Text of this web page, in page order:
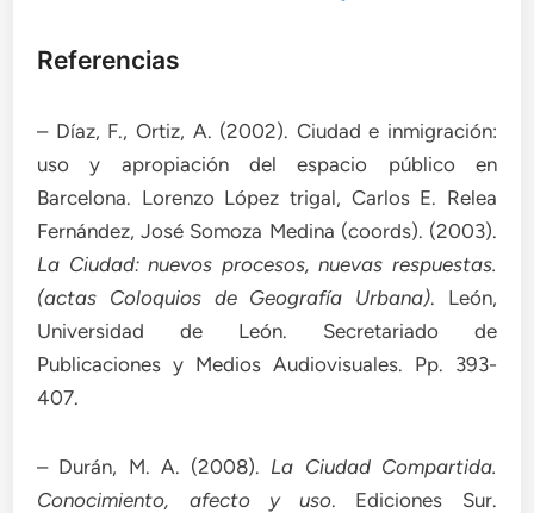
Referencias
– Díaz, F., Ortiz, A. (2002). Ciudad e inmigración:
uso y apropiación del espacio público en
Barcelona. Lorenzo López trigal, Carlos E. Relea
Fernández, José Somoza Medina (coords). (2003).
La Ciudad: nuevos procesos, nuevas respuestas.
(actas Coloquios de Geografía Urbana). León,
Universidad de León. Secretariado de
Publicaciones y Medios Audiovisuales. Pp. 393-
407.
– Durán, M. A. (2008). La Ciudad Compartida.
Conocimiento, afecto y uso. Ediciones Sur.